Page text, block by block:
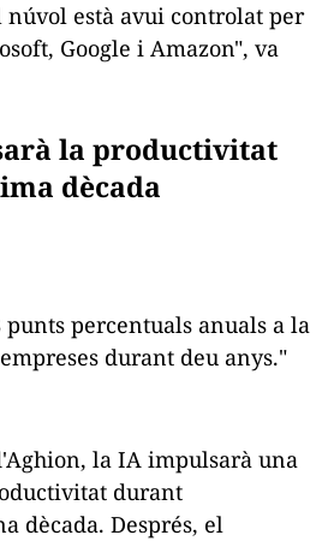
núvol està avui controlat per
Google i Amazon", va
la productivitat
dècada
percentuals anuals a la
durant deu anys."
la IA impulsarà una
durant
dècada. Després, el